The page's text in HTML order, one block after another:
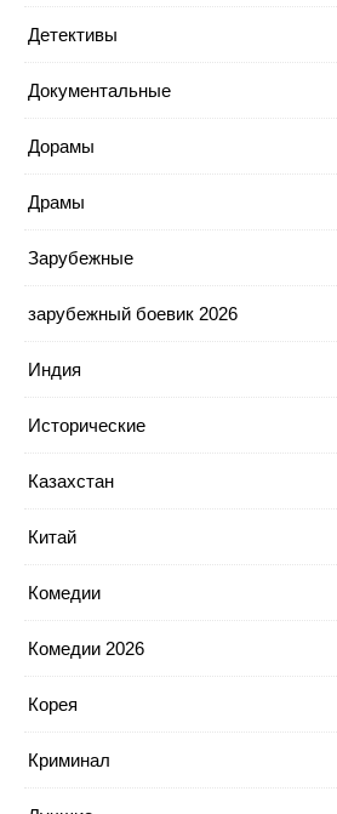
Детективы
Документальные
Дорамы
Драмы
Зарубежные
зарубежный боевик 2026
Индия
Исторические
Казахстан
Китай
Комедии
Комедии 2026
Корея
Криминал